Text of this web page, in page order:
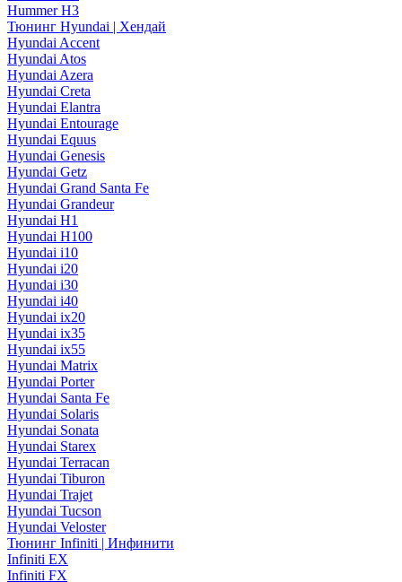
Hummer H3
Тюнинг Hyundai | Хендай
Hyundai Accent
Hyundai Atos
Hyundai Azera
Hyundai Creta
Hyundai Elantra
Hyundai Entourage
Hyundai Equus
Hyundai Genesis
Hyundai Getz
Hyundai Grand Santa Fe
Hyundai Grandeur
Hyundai H1
Hyundai H100
Hyundai i10
Hyundai i20
Hyundai i30
Hyundai i40
Hyundai ix20
Hyundai ix35
Hyundai ix55
Hyundai Matrix
Hyundai Porter
Hyundai Santa Fe
Hyundai Solaris
Hyundai Sonata
Hyundai Starex
Hyundai Terracan
Hyundai Tiburon
Hyundai Trajet
Hyundai Tucson
Hyundai Veloster
Тюнинг Infiniti | Инфинити
Infiniti EX
Infiniti FX